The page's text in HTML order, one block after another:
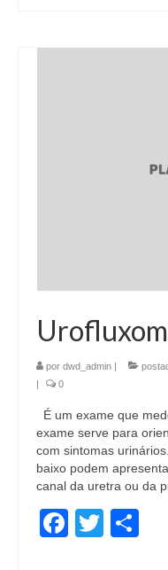
por dwd_admin |
|
0
É um exame que
exame serve para
com sintomas
baixo podem
canal da uretra ou da